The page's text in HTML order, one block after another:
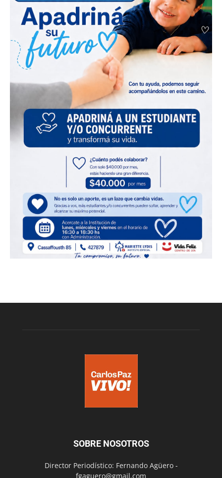
SOBRE NOSOTROS
Director Periodístico: Fernando Agüero -
fgaguero@gmail.com